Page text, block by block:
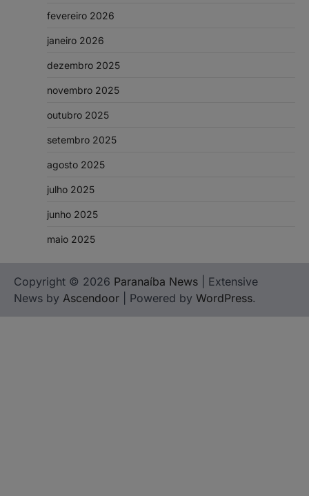
fevereiro 2026
janeiro 2026
dezembro 2025
novembro 2025
outubro 2025
setembro 2025
agosto 2025
julho 2025
junho 2025
maio 2025
Copyright © 2026 Paranaíba News | Extensive
News by Ascendoor | Powered by WordPress.